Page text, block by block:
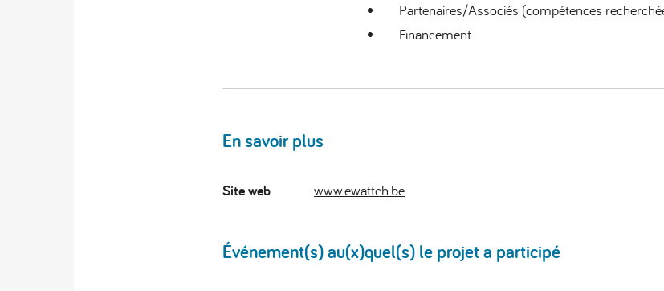
Partenaires/Associés (compétences
Financement
En savoir plus
Site web www.ewattch.be
Événement(s) au(x)quel(s) le projet a participé